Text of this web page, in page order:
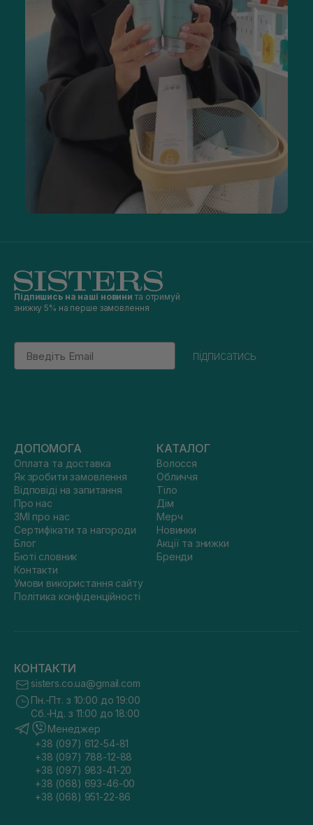
Підпишись на наші новини та отримуй
знижку 5% на перше замовлення
Email
підписатись
ДОПОМОГА
Оплата та доставка
Як зробити замовлення
Відповіді на запитання
Про нас
ЗМІ про нас
Сертифікати та нагороди
Блог
Бюті словник
Контакти
Умови використання сайту
Політика конфіденційності
КАТАЛОГ
Волосся
Обличчя
Тіло
Дім
Мерч
Новинки
Акції та знижки
Бренди
КОНТАКТИ
sisters.co.ua@gmail.com
Пн.-Пт. з 10:00 до 19:00
Сб.-Нд. з 11:00 до 18:00
Менеджер
+38 (097) 612-54-81
+38 (097) 788-12-88
+38 (097) 983-41-20
+38 (068) 693-46-00
+38 (068) 951-22-86